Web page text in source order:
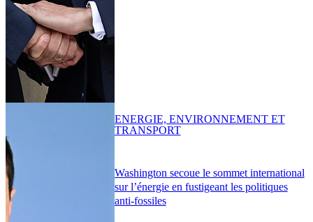
Washington secoue le sommet international
sur l’énergie en fustigeant les politiques
anti-fossiles
ENERGIE, ENVIRONNEMENT ET
TRANSPORT